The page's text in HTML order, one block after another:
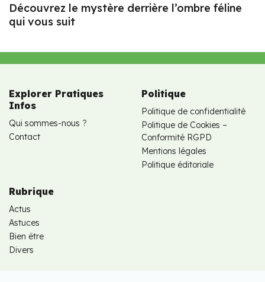
Découvrez le mystère derrière l’ombre féline
qui vous suit
Explorer Pratiques
Infos
Qui sommes-nous ?
Contact
Politique
Politique de confidentialité
Politique de Cookies –
Conformité RGPD
Mentions légales
Politique éditoriale
Rubrique
Actus
Astuces
Bien être
Divers